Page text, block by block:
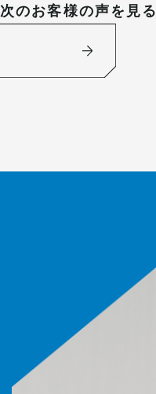
次のお客様の声を見る